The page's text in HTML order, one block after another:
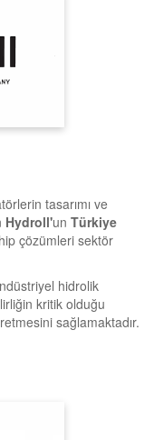
tasarımı ve
Hydroll'un Türkiye
çözümleri sektör
hidrolik
kritik olduğu
sağlamaktadır.